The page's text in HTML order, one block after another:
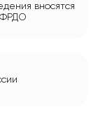
вносятся
ФРДО